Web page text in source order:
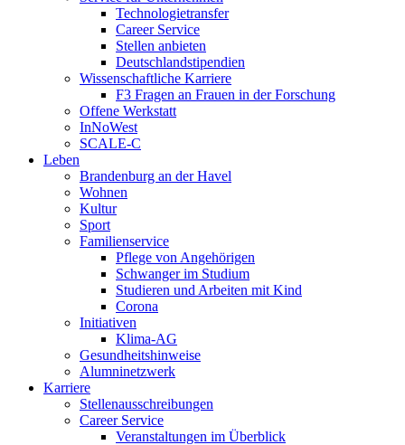
Technologietransfer
Career Service
Stellen anbieten
Deutschlandstipendien
Wissenschaftliche Karriere
F3 Fragen an Frauen in der Forschung
Offene Werkstatt
InNoWest
SCALE-C
Leben
Brandenburg an der Havel
Wohnen
Kultur
Sport
Familienservice
Pflege von Angehörigen
Schwanger im Studium
Studieren und Arbeiten mit Kind
Corona
Initiativen
Klima-AG
Gesundheitshinweise
Alumninetzwerk
Karriere
Stellenausschreibungen
Career Service
Veranstaltungen im Überblick